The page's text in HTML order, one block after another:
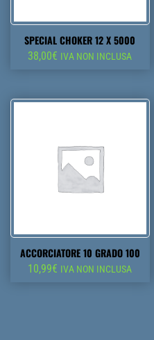
SPECIAL CHOKER 12 X 5000
38,00€ IVA NON INCLUSA
ACCORCIATORE 10 GRADO 100
10,99€ IVA NON INCLUSA